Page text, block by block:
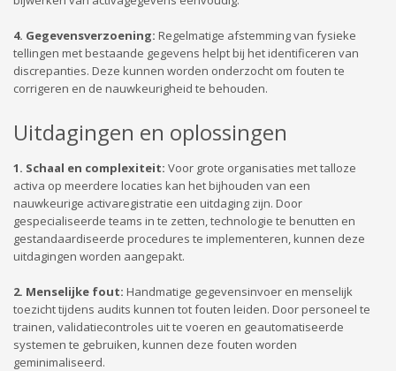
4. Gegevensverzoening: Regelmatige afstemming van fysieke
tellingen met bestaande gegevens helpt bij het identificeren van
discrepanties. Deze kunnen worden onderzocht om fouten te
corrigeren en de nauwkeurigheid te behouden.
Uitdagingen en oplossingen
1. Schaal en complexiteit: Voor grote organisaties met talloze
activa op meerdere locaties kan het bijhouden van een
nauwkeurige activaregistratie een uitdaging zijn. Door
gespecialiseerde teams in te zetten, technologie te benutten en
gestandaardiseerde procedures te implementeren, kunnen deze
uitdagingen worden aangepakt.
2. Menselijke fout: Handmatige gegevensinvoer en menselijk
toezicht tijdens audits kunnen tot fouten leiden. Door personeel te
trainen, validatiecontroles uit te voeren en geautomatiseerde
systemen te gebruiken, kunnen deze fouten worden
geminimaliseerd.